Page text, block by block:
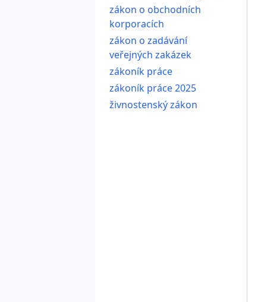
zákon o obchodních
korporacích
zákon o zadávání
veřejných zakázek
zákoník práce
zákoník práce 2025
živnostenský zákon